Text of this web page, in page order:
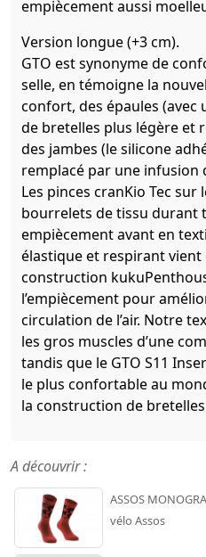
empiècement aussi
Version longue (+3 cm).
GTO est synonyme de
selle, en témoigne la
confort, des épaules
de bretelles plus légère et
des jambes (le silicone
remplacé par une infusion
Les pinces cranKio Tec
bourrelets de tissu durant
empiècement avant en
élastique et respirant
construction
l’empiècement pour
circulation de l’air. Notre
les gros muscles d’une
tandis que le GTO S11
le plus confortable au
la construction de
A découvrir :
ASSOS
vélo Assos